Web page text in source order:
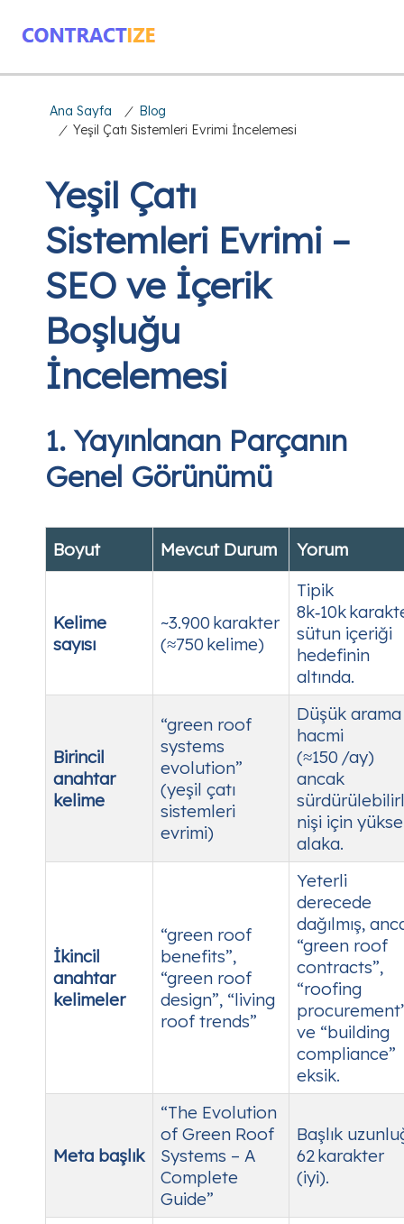
Ana Sayfa / Blog
/ Yeşil Çatı Sistemleri Evrimi İncelemesi
Yeşil Çatı
Sistemleri Evrimi –
SEO ve İçerik
Boşluğu
İncelemesi
1. Yayınlanan Parçanın
Genel Görünümü
Boyut Mevcut Durum Yorum
Kelime
sayısı
~3.900 karakter
(≈750 kelime)
Tipik
8k‑10k
sütun içeriği
hedefinin
altında.
Birincil
anahtar
kelime
“green roof
systems
evolution”
(yeşil çatı
sistemleri
evrimi)
Düşük arama
hacmi
(≈150 /ay)
ancak
nişi için
alaka.
İkincil
anahtar
kelimeler
“green roof
benefits”,
“green roof
design”, “living
roof trends”
Yeterli
derecede
dağılmış,
“green roof
contracts”,
“roofing
ve “building
compliance”
eksik.
Meta başlık
“The Evolution
of Green Roof
Systems – A
Complete
Guide”
Başlık
62 karakter
(iyi).